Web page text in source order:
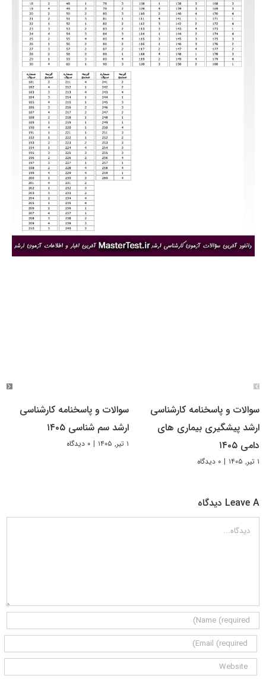
سوالات و پاسخنامه کارشناسی
ارشد پیشگیری بیماری های
دامی ۱۴۰۵
۱ تیر, ۱۴۰۵ | ۰ دیدگاه
سوالات و پاسخنامه کارشناسی
ارشد سم شناسی ۱۴۰۵
۱ تیر, ۱۴۰۵ | ۰ دیدگاه
Leave A دیدگاه
دیدگاه